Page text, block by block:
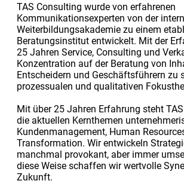
TAS Consulting wurde von erfahrenen
Kommunikationsexperten von der
Weiterbildungsakademie zu einem
Beratungsinstitut entwickelt. Mit der
25 Jahren Service, Consulting und
Konzentration auf der Beratung von
Entscheidern und Geschäftsführern zu
prozessualen und qualitativen
Mit über 25 Jahren Erfahrung steht
die aktuellen Kernthemen
Kundenmanagement, Human
Transformation. Wir entwickeln
manchmal provokant, aber immer
diese Weise schaffen wir wertvolle
Zukunft.